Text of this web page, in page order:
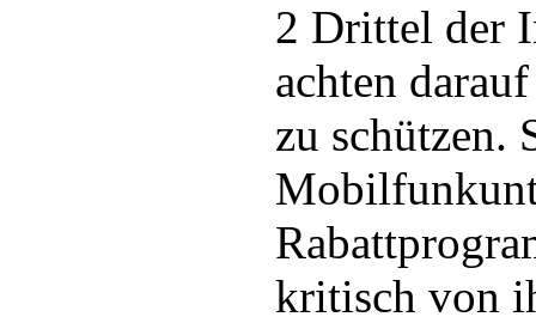
2 Drittel der
achten
zu schützen.
kritisch von